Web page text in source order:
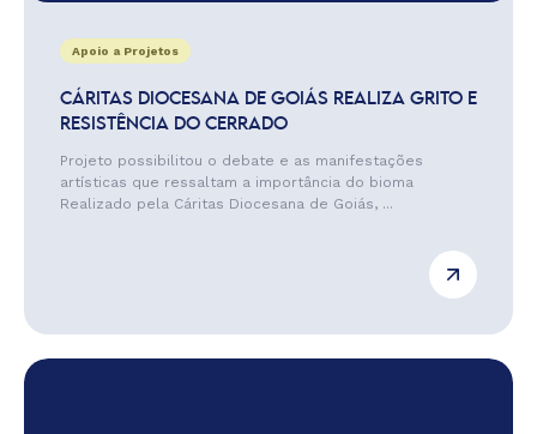
Apoio a Projetos
CÁRITAS DIOCESANA DE GOIÁS REALIZA GRITO E
RESISTÊNCIA DO CERRADO
Projeto possibilitou o debate e as manifestações
artísticas que ressaltam a importância do bioma
Realizado pela Cáritas Diocesana de Goiás, ...